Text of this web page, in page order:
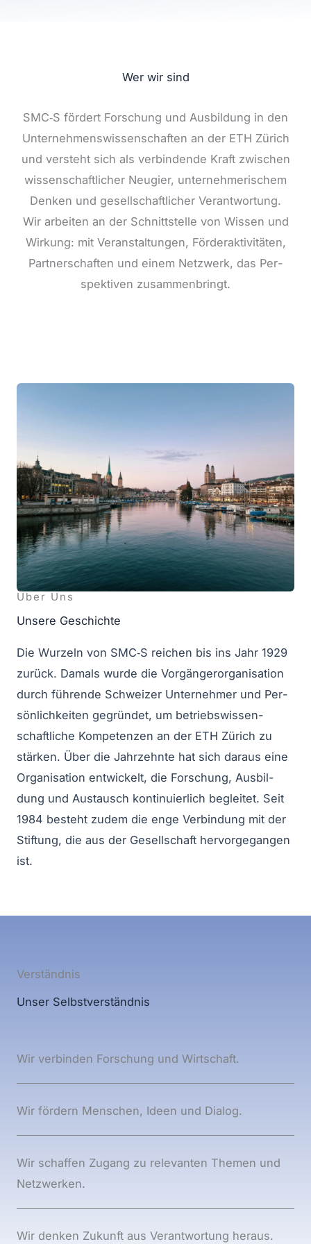
Wer wir sind
SMC‑S för­dert For­schung und Aus­bil­dung in den
Unter­neh­mens­wis­sen­schaf­ten an der ETH Zürich
und ver­steht sich als ver­bin­den­de Kraft zwi­schen
wis­sen­schaft­li­cher Neu­gier, unter­neh­me­ri­schem
Den­ken und gesell­schaft­li­cher Ver­ant­wor­tung.
Wir arbei­ten an der Schnitt­stel­le von Wis­sen und
Wir­kung: mit Ver­an­stal­tun­gen, För­der­ak­ti­vi­tä­ten,
Part­ner­schaf­ten und einem Netz­werk, das Per­
spek­ti­ven zusam­men­bringt.
Über Uns
Unse­re Geschich­te
Die Wur­zeln von SMC‑S rei­chen bis ins Jahr 1929
zurück. Damals wur­de die Vor­gän­ger­or­ga­ni­sa­ti­on
durch füh­ren­de Schwei­zer Unter­neh­mer und Per­
sön­lich­kei­ten gegrün­det, um betriebs­wis­sen­
schaft­li­che Kom­pe­ten­zen an der ETH Zürich zu
stär­ken. Über die Jahr­zehn­te hat sich dar­aus eine
Orga­ni­sa­ti­on ent­wi­ckelt, die For­schung, Aus­bil­
dung und Aus­tausch kon­ti­nu­ier­lich beglei­tet. Seit
1984 besteht zudem die enge Ver­bin­dung mit der
Stif­tung, die aus der Gesell­schaft her­vor­ge­gan­gen
ist.
Ver­ständ­nis
Unser Selbst­ver­ständ­nis
Wir ver­bin­den For­schung und Wirt­schaft.
Wir för­dern Men­schen, Ideen und Dia­log.
Wir schaf­fen Zugang zu rele­van­ten The­men und
Netz­wer­ken.
Wir den­ken Zukunft aus Ver­ant­wor­tung her­aus.